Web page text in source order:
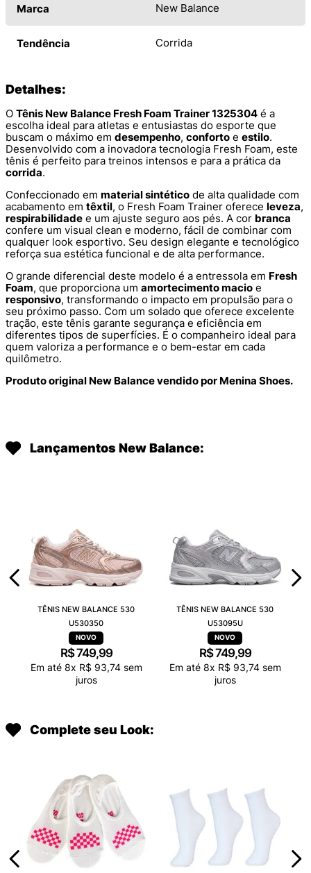
Marca New Balance
Tendência Corrida
Detalhes:
O Tênis New Balance Fresh Foam Trainer 1325304 é a
escolha ideal para atletas e entusiastas do esporte que
buscam o máximo em desempenho, conforto e estilo.
Desenvolvido com a inovadora tecnologia Fresh Foam, este
tênis é perfeito para treinos intensos e para a prática da
corrida.
Confeccionado em material sintético de alta qualidade com
acabamento em têxtil, o Fresh Foam Trainer oferece leveza,
respirabilidade e um ajuste seguro aos pés. A cor branca
confere um visual clean e moderno, fácil de combinar com
qualquer look esportivo. Seu design elegante e tecnológico
reforça sua estética funcional e de alta performance.
O grande diferencial deste modelo é a entressola em Fresh
Foam, que proporciona um amortecimento macio e
responsivo, transformando o impacto em propulsão para o
seu próximo passo. Com um solado que oferece excelente
tração, este tênis garante segurança e eficiência em
diferentes tipos de superfícies. É o companheiro ideal para
quem valoriza a performance e o bem-estar em cada
quilômetro.
Produto original New Balance vendido por Menina Shoes.
Lançamentos New Balance:
TÊNIS NEW BALANCE 530
U530350
R$749,99
Em até 8x R$ 93,74sem
juros
TÊNIS NEW BALANCE 530
U53095U
R$749,99
Em até 8x R$ 93,74sem
juros
Complete seu Look: